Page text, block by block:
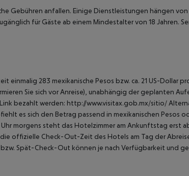
Gebühren anfallen. Einige Dienstleistungen hängen
für Gäste ab einem Mindestalter von 18 Jahren.
283 mexikanische Pesos bzw. ca. 21 US-Dollar
Sie sich vor Anreise), unabhängig der geplanten
bezahlt werden: http://www.visitax.gob.mx/sitio/
es sich den Betrag passend in mexikanischen Pesos
morgens steht das Hotelzimmer am Ankunftstag erst
offizielle Check-Out-Zeit des Hotels am Tag der
Spät-Check-Out können je nach Verfügbarkeit und